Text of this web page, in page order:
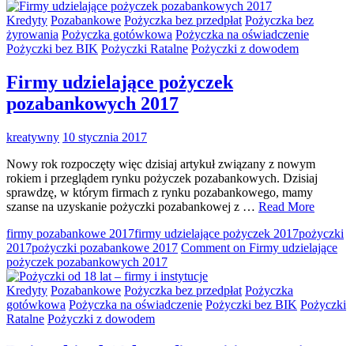
Kredyty Pozabankowe Pożyczka bez przedpłat Pożyczka bez
żyrowania Pożyczka gotówkowa Pożyczka na oświadczenie
Pożyczki bez BIK Pożyczki Ratalne Pożyczki z dowodem
Firmy udzielające pożyczek
pozabankowych 2017
kreatywny 10 stycznia 2017
Nowy rok rozpoczęty więc dzisiaj artykuł związany z nowym
rokiem i przeglądem rynku pożyczek pozabankowych. Dzisiaj
sprawdzę, w którym firmach z rynku pozabankowego, mamy
szanse na uzyskanie pożyczki pozabankowej z … Read More
firmy pozabankowe 2017firmy udzielające pożyczek 2017pożyczki
2017pożyczki pozabankowe 2017 Comment on Firmy udzielające
pożyczek pozabankowych 2017
Kredyty Pozabankowe Pożyczka bez przedpłat Pożyczka
gotówkowa Pożyczka na oświadczenie Pożyczki bez BIK Pożyczki
Ratalne Pożyczki z dowodem